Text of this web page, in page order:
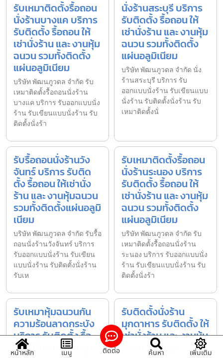
รับเหมาติดตั้งรื้อถอน
นั่งร้านบางแค บริการ
รับติดตั้ง รื้อถอน ให้
เช่านั่งร้าน และ งานหุ้ม
ฉนวน รวมทั้งติดตั้ง
แผ่นอลูมิเนียม
บริษัท พัฒนภูวดล จำกัด รับ
เหมาติดตั้งรื้อถอนนั่งร้าน
บางแค บริการ รับออกแบบนั่ง
ร้าน รับเขียนแบบนั่งร้าน รับ
ติดตั้งนั่งร้า
นั่งร้านสระบุรี บริการ
รับติดตั้ง รื้อถอน ให้
เช่านั่งร้าน และ งานหุ้ม
ฉนวน รวมทั้งติดตั้ง
แผ่นอลูมิเนียม
บริษัท พัฒนภูวดล จำกัด นั่ง
ร้านสระบุรี บริการ รับ
ออกแบบนั่งร้าน รับเขียนแบบ
นั่งร้าน รับติดตั้งนั่งร้าน รับ
เหมาติดตั้งนั่
รับรื้อถอนนั่งร้านวัง
จันทร์ บริการ รับติด
ตั้ง รื้อถอน ให้เช่านั่ง
ร้าน และ งานหุ้มฉนวน
รวมทั้งติดตั้งแผ่นอลูมิ
เนียม
บริษัท พัฒนภูวดล จำกัด รับรื้อ
ถอนนั่งร้านวังจันทร์ บริการ
รับออกแบบนั่งร้าน รับเขียน
แบบนั่งร้าน รับติดตั้งนั่งร้าน
รับเห
รับเหมาติดตั้งรื้อถอน
นั่งร้านระนอง บริการ
รับติดตั้ง รื้อถอน ให้
เช่านั่งร้าน และ งานหุ้ม
ฉนวน รวมทั้งติดตั้ง
แผ่นอลูมิเนียม
บริษัท พัฒนภูวดล จำกัด รับ
เหมาติดตั้งรื้อถอนนั่งร้าน
ระนอง บริการ รับออกแบบนั่ง
ร้าน รับเขียนแบบนั่งร้าน รับ
ติดตั้งนั่งร้า
รับเหมาหุ้มฉนวนกัน
ความร้อนลาดกระบัง
บริการ รับติดตั้ง รื้อ
ถอน ให้เช่านั่งร้าน และ
รับติดตั้งนั่งร้าน
มุกดาหาร รับติดตั้ง ให้
เช่านั่งร้าน และ งานหุ้ม
ฉนวน ราคาถูก
หน้าหลัก เมนู ติดต่อ ค้นหา เพิ่มเติม